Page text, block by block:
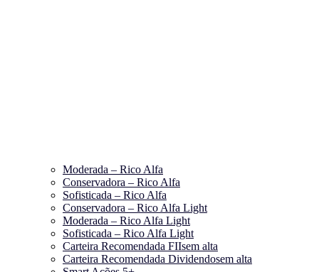
Moderada – Rico Alfa
Conservadora – Rico Alfa
Sofisticada – Rico Alfa
Conservadora – Rico Alfa Light
Moderada – Rico Alfa Light
Sofisticada – Rico Alfa Light
Carteira Recomendada FIIsem alta
Carteira Recomendada Dividendosem alta